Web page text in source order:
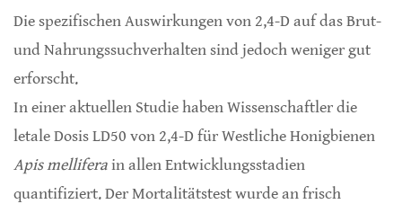
Die spezifischen Auswirkungen von 2,4-D auf das Brut-
und Nahrungssuchverhalten sind jedoch weniger gut
erforscht.
In einer aktuellen Studie haben Wissenschaftler die
letale Dosis LD50 von 2,4-D für Westliche Honigbienen
Apis melliferain allen Entwicklungsstadien
quantifiziert. Der Mortalitätstest wurde an frisch